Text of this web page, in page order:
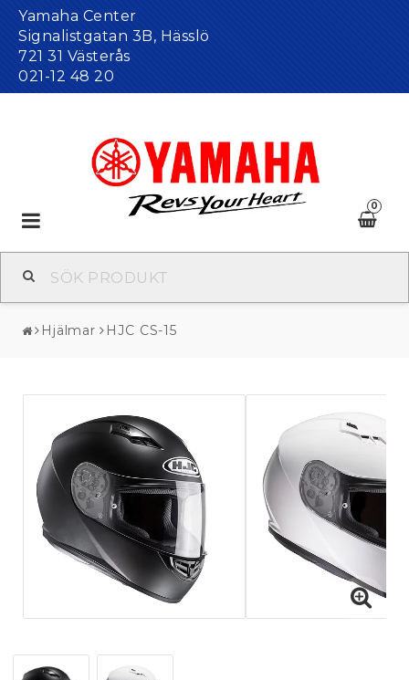
Yamaha Center
Signalistgatan 3B, Hässlö
721 31 Västerås
021-12 48 20
0
Toggle
navigation
Hjälmar HJC CS-15